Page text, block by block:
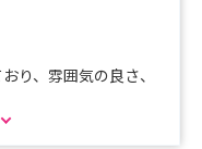
り、雰囲気の良さ、
点です。救急・災害